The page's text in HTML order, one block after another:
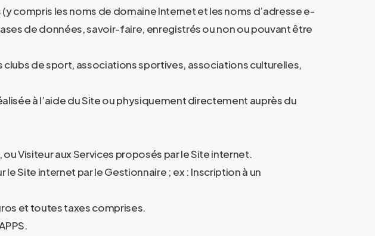
compris les noms de domaine Internet et les noms d’adresse e-
de données, savoir-faire, enregistrés ou non ou pouvant être
clubs de sport, associations sportives, associations culturelles,
à l’aide du Site ou physiquement directement auprès du
ou Visiteur aux Services proposés par le Site internet.
Site internet par le Gestionnaire ; ex : Inscription à un
et toutes taxes comprises.